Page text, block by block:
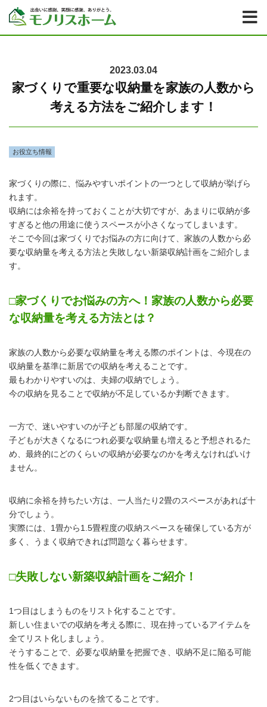
2023.03.04
家づくりで重要な収納量を家族の人数から
考える方法をご紹介します！
お役立ち情報
家づくりの際に、悩みやすいポイントの一つとして収納が挙げら
れます。
収納には余裕を持っておくことが大切ですが、あまりに収納が多
すぎると他の用途に使うスペースが小さくなってしまいます。
そこで今回は家づくりでお悩みの方に向けて、家族の人数から必
要な収納量を考える方法と失敗しない新築収納計画をご紹介しま
す。
□家づくりでお悩みの方へ！家族の人数から必要
な収納量を考える方法とは？
家族の人数から必要な収納量を考える際のポイントは、今現在の
収納量を基準に新居での収納を考えることです。
最もわかりやすいのは、夫婦の収納でしょう。
今の収納を見ることで収納が不足しているか判断できます。
一方で、迷いやすいのが子ども部屋の収納です。
子どもが大きくなるにつれ必要な収納量も増えると予想されるた
め、最終的にどのくらいの収納が必要なのかを考えなければいけ
ません。
収納に余裕を持ちたい方は、一人当たり2畳のスペースがあれば十
分でしょう。
実際には、1畳から1.5畳程度の収納スペースを確保している方が
多く、うまく収納できれば問題なく暮らせます。
□失敗しない新築収納計画をご紹介！
1つ目はしまうものをリスト化することです。
新しい住まいでの収納を考える際に、現在持っているアイテムを
全てリスト化しましょう。
そうすることで、必要な収納量を把握でき、収納不足に陥る可能
性を低くできます。
2つ目はいらないものを捨てることです。